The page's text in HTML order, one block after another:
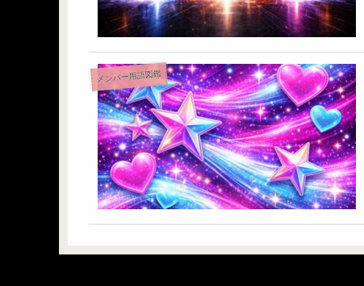
メンバー用語図鑑